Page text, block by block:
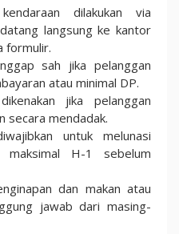
dilakukan via
langsung ke kantor
formulir.
sah jika pelanggan
atau minimal DP.
jika pelanggan
secara mendadak.
untuk melunasi
maksimal H-1 sebelum
dan makan atau
jawab dari masing-